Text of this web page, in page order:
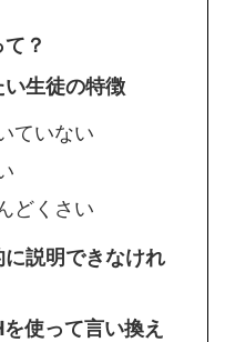
？
い生徒の特徴
ていない
どくさい
に説明できなけれ
使って言い換え